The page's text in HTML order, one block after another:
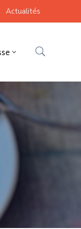
Actualités